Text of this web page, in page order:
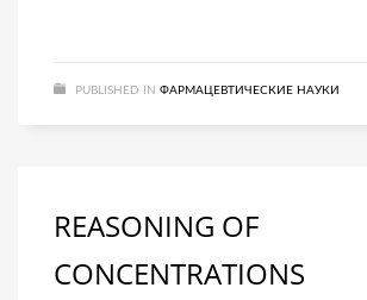
PUBLISHED IN ФАРМАЦЕВТИЧЕСКИЕ НАУКИ
REASONING OF
CONCENTRATIONS